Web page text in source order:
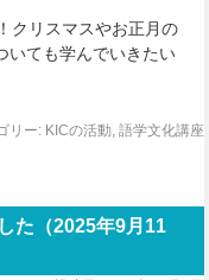
クリスマスやお正月の
いても学んでいきたい
リー: KICの活動, 語学文化講座
た（2025年9月11